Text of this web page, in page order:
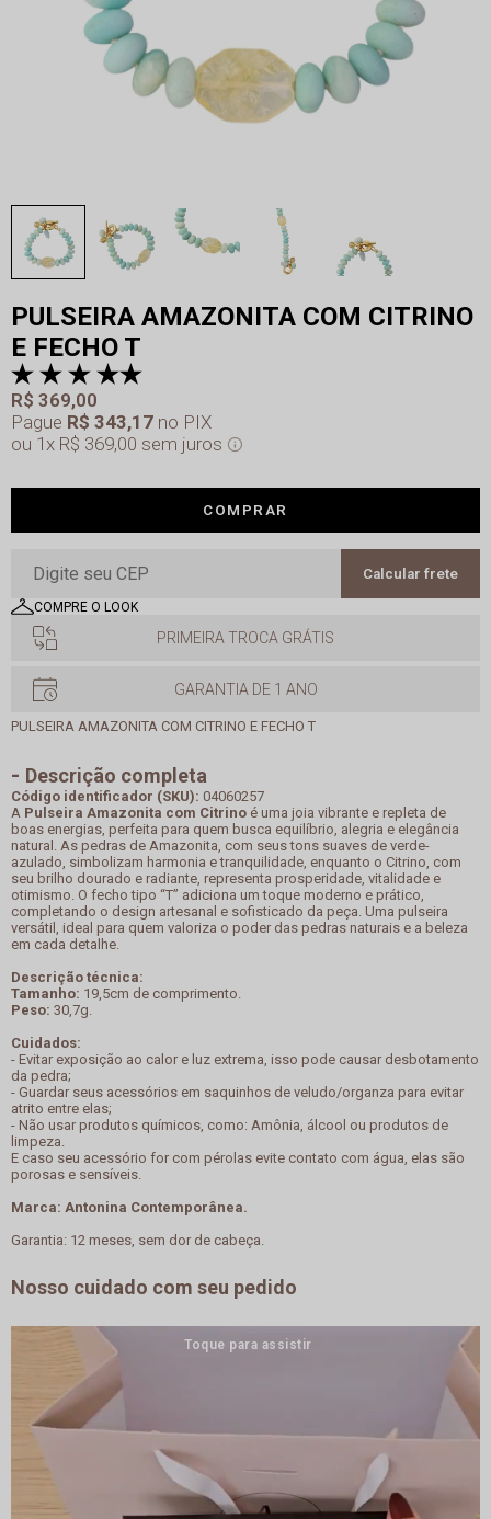
PULSEIRA AMAZONITA COM CITRINO
E FECHO T
Pague R$ 343,17no PIX
R$ 369,00
1x R$ 369,00 sem juros
COMPRAR
Calcular frete
COMPRE O LOOK
PRIMEIRA TROCA GRÁTIS
GARANTIA DE 1 ANO
PULSEIRA AMAZONITA COM CITRINO E FECHO T
Descrição completa
Código identificador (SKU): 04060257
A Pulseira Amazonita com Citrinoé uma joia vibrante e repleta de
boas energias, perfeita para quem busca equilíbrio, alegria e elegância
natural. As pedras de Amazonita, com seus tons suaves de verde-
azulado, simbolizam harmonia e tranquilidade, enquanto o Citrino, com
seu brilho dourado e radiante, representa prosperidade, vitalidade e
otimismo. O fecho tipo “T” adiciona um toque moderno e prático,
completando o design artesanal e sofisticado da peça. Uma pulseira
versátil, ideal para quem valoriza o poder das pedras naturais e a beleza
em cada detalhe.
Descrição técnica:
Tamanho: 19,5cm de comprimento.
Peso: 30,7g.
Cuidados:
- Evitar exposição ao calor e luz extrema, isso pode causar desbotamento
da pedra;
- Guardar seus acessórios em saquinhos de veludo/organza para evitar
atrito entre elas;
- Não usar produtos químicos, como: Amônia, álcool ou produtos de
limpeza.
E caso seu acessório for com pérolas evite contato com água, elas são
porosas e sensíveis.
Marca: Antonina Contemporânea.
Garantia: 12 meses, sem dor de cabeça.
Nosso cuidado com seu pedido